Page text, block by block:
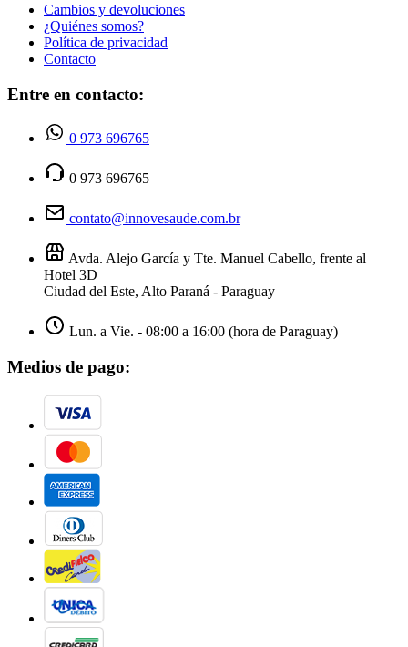
Cambios y devoluciones
¿Quiénes somos?
Política de privacidad
Contacto
Entre en contacto:
0 973 696765
0 973 696765
contato@innovesaude.com.br
Avda. Alejo García y Tte. Manuel Cabello, frente al
Hotel 3D
Ciudad del Este, Alto Paraná - Paraguay
Lun. a Vie. - 08:00 a 16:00 (hora de Paraguay)
Medios de pago: